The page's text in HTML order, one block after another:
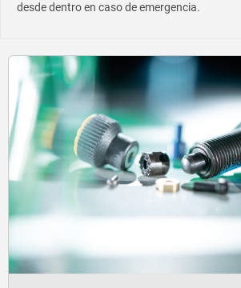
desde dentro en caso de emergencia.